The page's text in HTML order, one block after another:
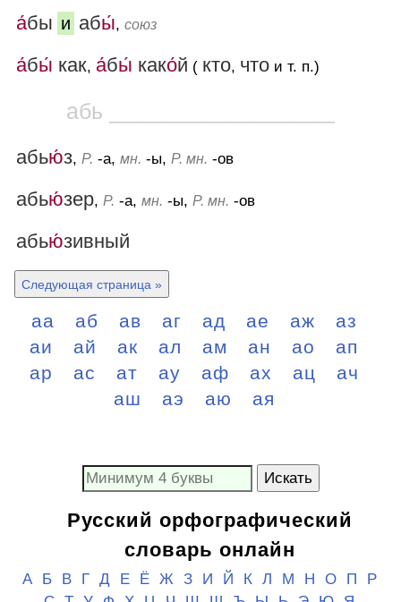
а́бы и абы́, союз
а́бы́ как, а́бы́ како́й ( кто, что и т. п.)
абь __________________
абью́з, Р. -а, мн. -ы, Р. мн. -ов
абью́зер, Р. -а, мн. -ы, Р. мн. -ов
абью́зивный
Следующая страница »
аа аб ав аг ад ае аж
аз
аи
ай ак ал ам ан ао
ап
ар
ас ат ау аф ах ац
ач
аш
аэ аю ая
Искать
Русский орфографический
словарь онлайн
А Б В Г Д Е Ё Ж З И Й К Л М Н О П
Р